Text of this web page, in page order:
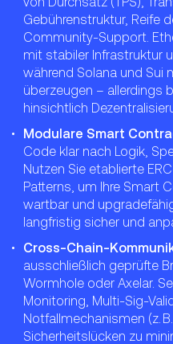
Gebührenstruktur, Reife
Community-Support.
mit stabiler Infrastruktur
während Solana und Sui
überzeugen – allerdings
hinsichtlich
Modulare Smart
Code klar nach Logik,
Nutzen Sie etablierte
Patterns, um Ihre Smart
wartbar und
langfristig sicher und
Cross-Chain-
ausschließlich geprüfte
Wormhole oder Axelar.
Monitoring, Multi-Sig-
Notfallmechanismen (z.
Sicherheitslücken zu